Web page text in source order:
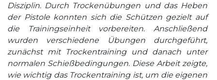
Disziplin. Durch Trockenübungen und das Heben
der Pistole konnten sich die Schützen gezielt auf
die Trainingseinheit vorbereiten. Anschließend
wurden verschiedene Übungen durchgeführt,
zunächst mit Trockentraining und danach unter
normalen Schießbedingungen. Diese Arbeit zeigte,
wie wichtig das Trockentraining ist, um die eigenen